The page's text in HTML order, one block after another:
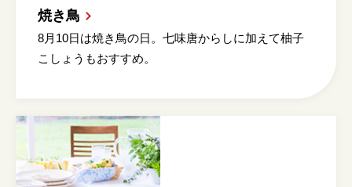
焼き鳥
8月10日は焼き鳥の日。七味唐からしに加えて柚子
こしょうもおすすめ。